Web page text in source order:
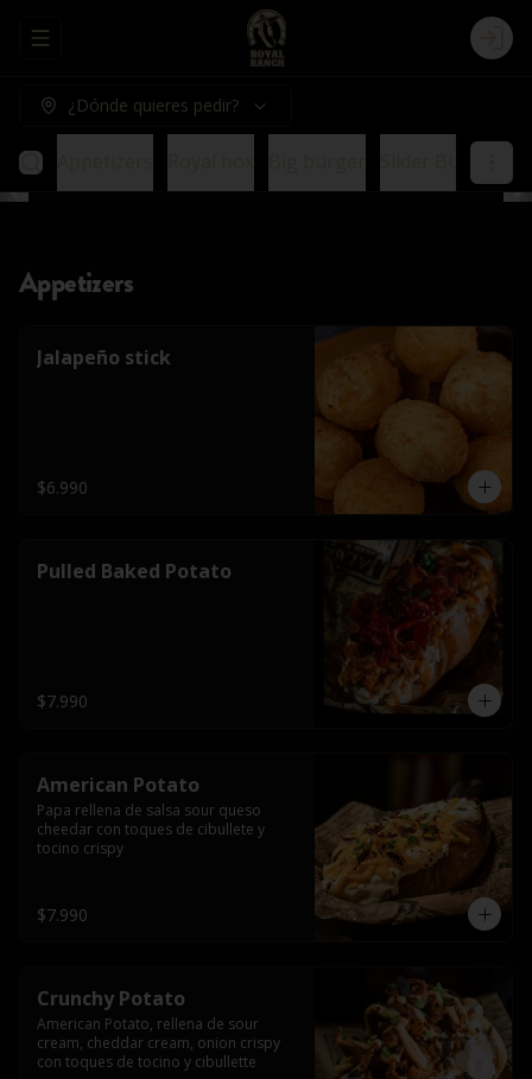
Abrir menu de navegación Login
¿Dónde quieres pedir?
Appetizers
Jalapeño stick
$6.990
Pulled Baked Potato
$7.990
American Potato
Papa rellena de salsa sour queso
cheedar con toques de cibullete y
tocino crispy
$7.990
Crunchy Potato
American Potato, rellena de sour
cream, cheddar cream, onion crispy
con toques de tocino y cibullette